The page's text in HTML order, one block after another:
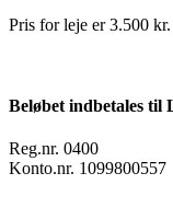
Pris for leje er 3.500
Beløbet indbetales til
Reg.nr. 0400
Konto.nr. 1099800557